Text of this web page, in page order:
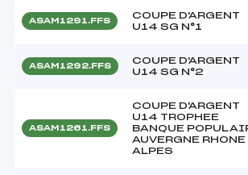
ASAM1291.FFS
COUPE D'ARGENT
U14 SG N°1
ASAM1292.FFS
COUPE D'ARGENT
U14 SG N°2
ASAM1261.FFS
COUPE D'ARGENT
U14 TROPHEE
BANQUE
AUVERGNE RHONE
ALPES